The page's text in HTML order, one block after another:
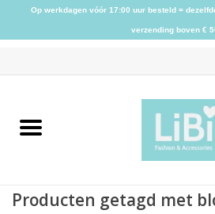
Home
Producten getagd met
Op werkdagen vóór 17:00 uur besteld =
verzending boven €